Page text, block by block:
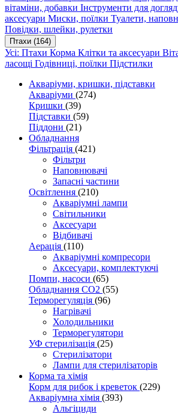
вітаміни, добавки Інструменти для
аксесуари Миски, поїлки Туалети,
Повідки, шлейки, рулетки
Птахи (164)
Усі: Птахи Корма Клітки та аксесуари
ласощі Годівниці, поїлки Підстилки
Акваріуми, кришки, підставки
Акваріуми (274)
Кришки (39)
Підставки (59)
Піддони (21)
Обладнання
Фільтрація (421)
Фільтри
Наповнювачі
Запасні частини
Освітлення (210)
Акваріумні лампи
Світильники
Аксесуари
Відбивачі
Аерація (110)
Акваріумні компресори
Аксесуари, комплектуючі
Помпи, насоси (65)
Обладнання CO2 (55)
Терморегуляція (96)
Нагрівачі
Холодильники
Терморегулятори
УФ стерилізація (25)
Стерилізатори
Лампи для стерилізаторів
Корма та хімія
Корм для рибок і креветок (229)
Акваріумна хімія (393)
Альгіциди